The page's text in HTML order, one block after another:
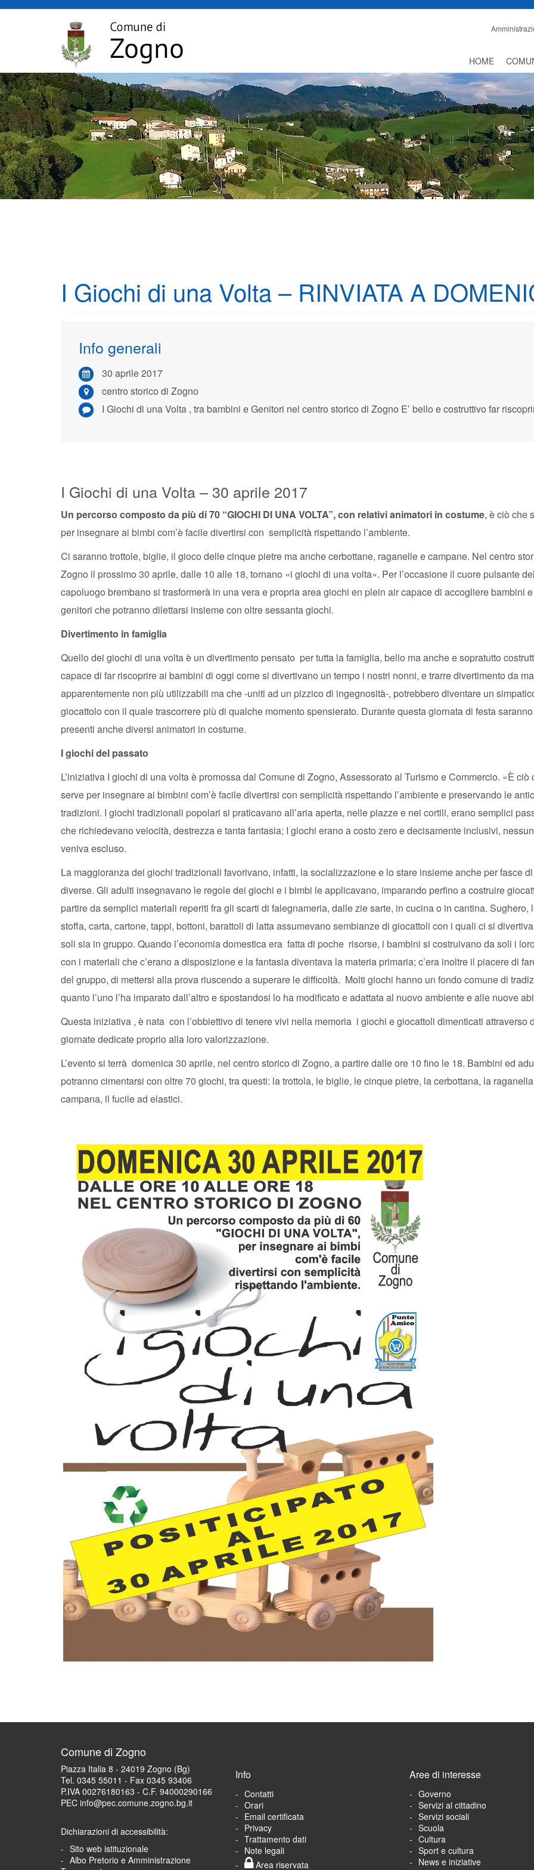
HOME
I Giochi di una Volta – RINVIATA A
Info generali
30 aprile 2017
centro storico di Zogno
I Giochi di una Volta , tra bambini e Genitori nel centro storico di Zogno E’ bello e costruttivo far riscoprire ai bambini come si divertivano un tempo i nonni, com’ è possibile trarre divertimento da materiali apparentemente non più utilizzabili ma che, uniti ad un pizzico di ingegnosità, potrebbero diventare un simpatico giocattolo con il quale trascorrere qualche momento
I Giochi di una Volta – 30 aprile 2017
Un percorso composto da più di 70 “GIOCHI DI UNA VOLTA”, con relativi animatori in costume, è ciò che
per insegnare ai bimbi com’è facile divertirsi con semplicità rispettando l’ambiente.
Ci saranno trottole, biglie, il gioco delle cinque pietre ma anche cerbottane, raganelle e campane. Nel centro
Zogno il prossimo 30 aprile, dalle 10 alle 18, tornano «i giochi di una volta». Per l’occasione il cuore pulsante
capoluogo brembano si trasformerà in una vera e propria area giochi en plein air capace di accogliere bambini e
genitori che potranno dilettarsi insieme con oltre sessanta giochi.
Divertimento in famiglia
Quello dei giochi di una volta è un divertimento pensato per tutta la famiglia, bello ma anche e sopratutto
capace di far riscoprire ai bambini di oggi come si divertivano un tempo i nostri nonni, e trarre divertimento da
apparentemente non più utilizzabili ma che -uniti ad un pizzico di ingegnosità-, potrebbero diventare un
giocattolo con il quale trascorrere più di qualche momento spensierato. Durante questa giornata di festa saranno
presenti anche diversi animatori in costume.
I giochi del passato
L’iniziativa I giochi di una volta è promossa dal Comune di Zogno, Assessorato al Turismo e Commercio. «È ciò
serve per insegnare ai bimbini com’è facile divertirsi con semplicità rispettando l’ambiente e preservando le
tradizioni. I giochi tradizionali popolari si praticavano all’aria aperta, nelle piazze e nei cortili, erano semplici
che richiedevano velocità, destrezza e tanta fantasia; I giochi erano a costo zero e decisamente inclusivi,
veniva escluso.
La maggioranza dei giochi tradizionali favorivano, infatti, la socializzazione e lo stare insieme anche per fasce
diverse. Gli adulti insegnavano le regole dei giochi e i bimbi le applicavano, imparando perfino a costruire
partire da semplici materiali reperiti fra gli scarti di falegnameria, dalle zie sarte, in cucina o in cantina. Sughero,
stoffa, carta, cartone, tappi, bottoni, barattoli di latta assumevano sembianze di giocattoli con i quali ci si
soli sia in gruppo. Quando l’economia domestica era fatta di poche risorse, i bambini si costruivano da soli i
con i materiali che c’erano a disposizione e la fantasia diventava la materia primaria; c’era inoltre il piacere di
del gruppo, di mettersi alla prova riuscendo a superare le difficoltà. Molti giochi hanno un fondo comune di
quanto l’uno l’ha imparato dall’altro e spostandosi lo ha modificato e adattata al nuovo ambiente e alle nuove
Questa iniziativa , è nata con l’obbiettivo di tenere vivi nella memoria i giochi e giocattoli dimenticati attraverso
giornate dedicate proprio alla loro valorizzazione.
L’evento si terrà domenica 30 aprile, nel centro storico di Zogno, a partire dalle ore 10 fino le 18. Bambini ed
potranno cimentarsi con oltre 70 giochi, tra questi: la trottola, le biglie, le cinque pietre, la cerbottana, la
campana, il fucile ad elastici.
Comune di Zogno
Piazza Italia 8 - 24019 Zogno (Bg)
Tel. 0345 55011 - Fax 0345 93406
P.IVA 00276180163 - C.F. 94000290166
PEC info@pec.comune.zogno.bg.it
Dichiarazioni di accessibilità:
Sito web istituzionale
Albo Pretorio e Amministrazione
Info
Contatti
Orari
Email certificata
Privacy
Trattamento dati
Note legali
Area riservata
Aree di interesse
Governo
Servizi al cittadino
Servizi sociali
Scuola
Cultura
Sport e cultura
News e iniziative